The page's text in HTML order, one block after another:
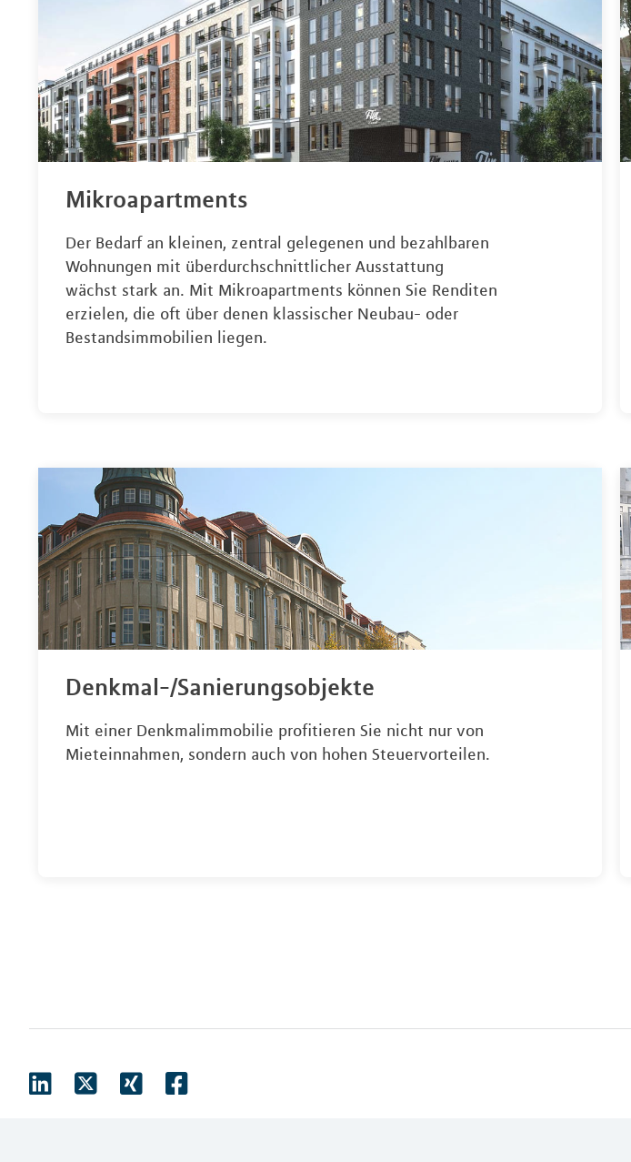
Mikroapartments
Der Bedarf an kleinen, zentral gelegenen und bezahlbaren
Wohnungen mit überdurchschnittlicher Ausstattung
wächst stark an. Mit Mikroapartments können Sie Renditen
erzielen, die oft über denen klassischer Neubau- oder
Bestandsimmobilien liegen.
Denkmal-/Sanierungsobjekte
Mit einer Denkmalimmobilie profitieren Sie nicht nur von
Mieteinnahmen, sondern auch von hohen Steuervorteilen.